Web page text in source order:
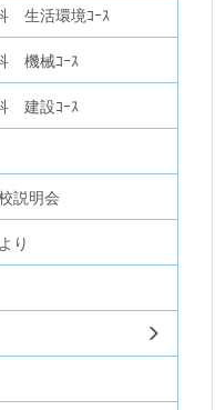
生活環境ｺｰｽ
機械ｺｰｽ
建設ｺｰｽ
説明会
り